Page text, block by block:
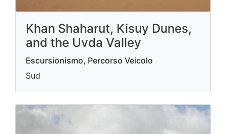
Khan Shaharut, Kisuy Dunes,
and the Uvda Valley
Escursionismo, Percorso Veicolo
Sud